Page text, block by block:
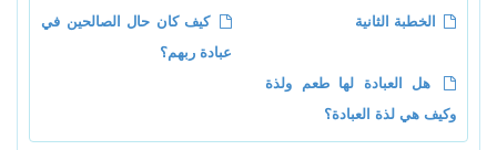
الخطبة الثانية
كيف كان حال الصالحين في
عبادة ربهم؟
هل العبادة لها طعم ولذة
وكيف هي لذة العبادة؟